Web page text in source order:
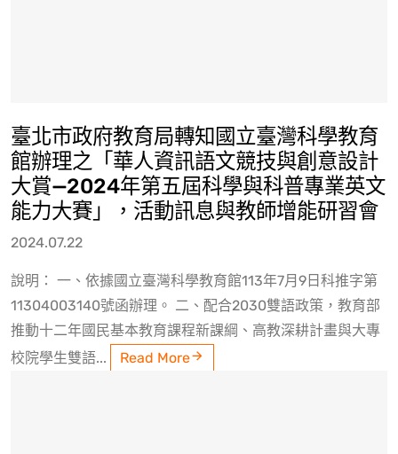
臺北市政府教育局轉知國立臺灣科學教育
館辦理之「華人資訊語文競技與創意設計
大賞—2024年第五屆科學與科普專業英文
能力大賽」，活動訊息與教師增能研習會
2024.07.22
說明： 一、依據國立臺灣科學教育館113年7月9日科推字第
11304003140號函辦理。 二、配合2030雙語政策，教育部
推動十二年國民基本教育課程新課綱、高教深耕計畫與大專
校院學生雙語...
Read More